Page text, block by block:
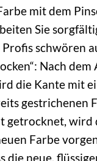
mit dem
Sie
schwören
Nach
die Kante mit
gestrichenen
getrocknet, wird
Farbe
die neue,